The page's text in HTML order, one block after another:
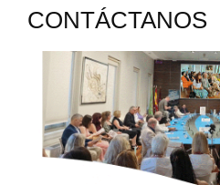
CONTÁCTANOS